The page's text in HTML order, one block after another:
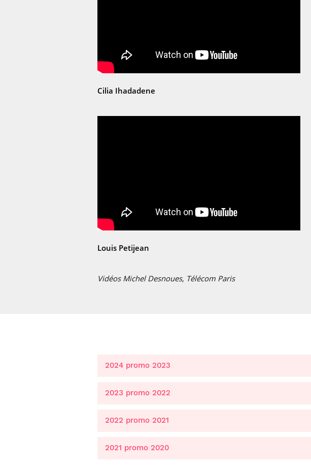
Cilia Ihadadene
Louis Petijean
Vidéos Michel Desnoues, Télécom Paris
2024 promo 2023
2023 promo 2022
2022 promo 2021
2021 promo 2020